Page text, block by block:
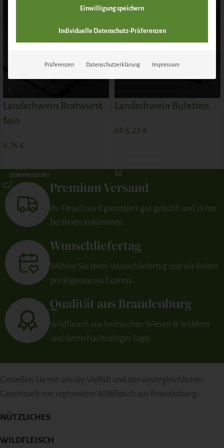
Landschwein Bratwurst
fein
6,75 €
ZUM PRODUKT
Landschwein Buletten
ab 5,22 €
Premium Versand
Ihr Fleisch wird garantiert gut gekühlt und sicher
bei Ihnen ankommen.
Wunschliefertag
Wählen Sie Ihren Wunschliefertag und wir liefern
punktgenau via Express.
Qualität aus Brandenburg
Wildfleisch aus heimischen Wiesen & Wäldern
und deren Nachhaltiger Jagd.
Genießen Sie mit uns die Vielfalt und den unvergleichlichen
Geschmack von regionalem Wildfleisch aus Brandenburg.
NÜTZLICHES
WILDFLEISCH
Einwilligung speichern
Individuelle Datenschutz-Präferenzen
Präferenzen Datenschutzerklärung Impressum